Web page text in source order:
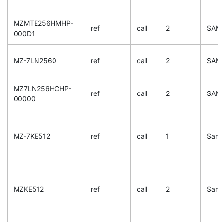
MZMTE256HMHP-
000D1
ref call 2
MZ-7LN2560 ref call 2
MZ7LN256HCHP-
00000
ref call 2
MZ-7KE512 ref call 1
MZKE512 ref call 2